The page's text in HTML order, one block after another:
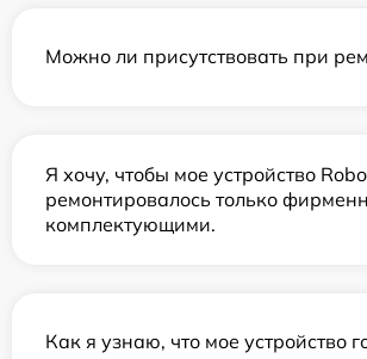
Можно ли присутствовать при
Я хочу, чтобы мое устройство
ремонтировалось только
комплектующими.
Как я узнаю, что мое устройство